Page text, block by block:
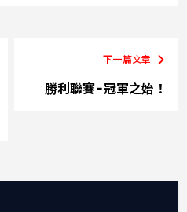
下一篇文章
勝利聯賽 – 冠軍之始！